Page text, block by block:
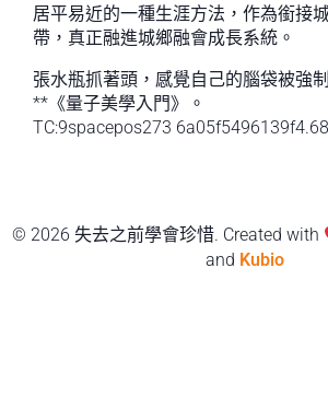
居平易近的一種生涯方法，作為銜接
帶，真正融進城鄉融會成長系統。
張水瓶抓著頭，感覺自己的腦袋被強
**《量子美學入門》。
TC:9spacepos273
© 2026 失去之前學會珍惜. Created with
and Kubio